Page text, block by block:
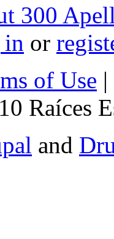
300
or
of Use |
Raíces
and